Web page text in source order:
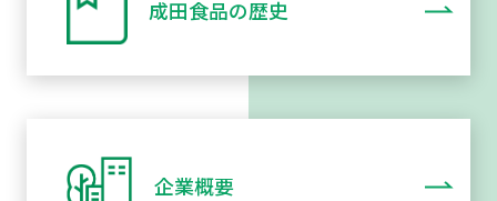
成田食品の歴史
企業概要